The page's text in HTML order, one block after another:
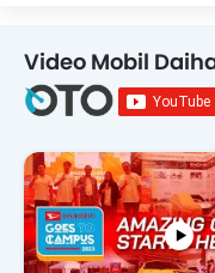
Video Mobil